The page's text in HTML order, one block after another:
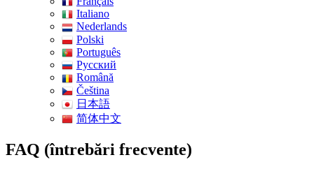
Italiano
Nederlands
Polski
Português
Pусский
Română
Čeština
日本語
简体中文
FAQ (întrebări frecvente)